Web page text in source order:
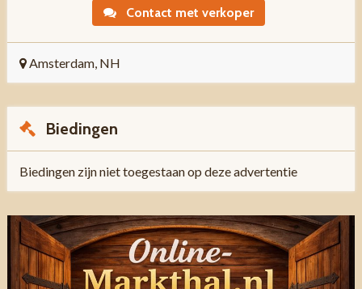
Contact met verkoper
Amsterdam, NH
Biedingen
Biedingen zijn niet toegestaan op deze advertentie